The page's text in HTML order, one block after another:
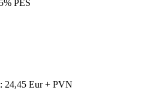
PES
24,45 Eur + PVN